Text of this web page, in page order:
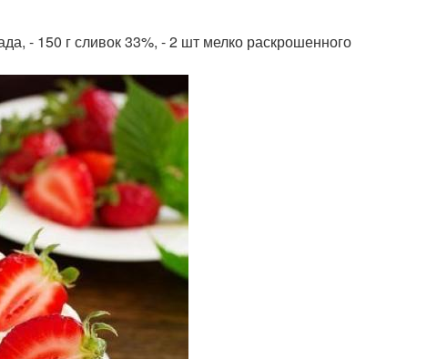
- 150 г сливок 33%, - 2 шт мелко раскрошенного